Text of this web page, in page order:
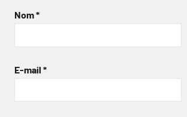
Nom*
E-mail *